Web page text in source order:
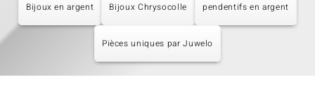
Bijoux en argent Bijoux Chrysocolle pendentifs en argent
Pièces uniques par Juwelo